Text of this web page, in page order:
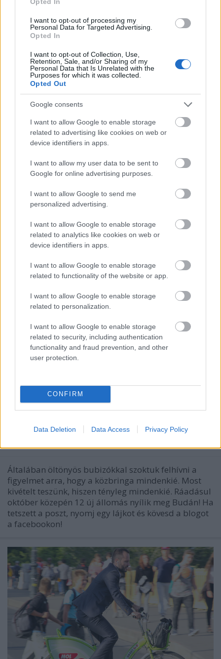
I want to opt-out of processing my
Personal Data for Targeted Advertising.
Opted In
I want to opt-out of Collection, Use,
Retention, Sale, and/or Sharing of my
Personal Data that Is Unrelated with the
Purposes for which it was collected.
Opted Out
Google consents
I want to allow Google to enable storage
related to advertising like cookies on web or
device identifiers in apps.
I want to allow my user data to be sent to
Google for online advertising purposes.
I want to allow Google to send me
personalized advertising.
I want to allow Google to enable storage
related to analytics like cookies on web or
device identifiers in apps.
I want to allow Google to enable storage
related to functionality of the website or app.
I want to allow Google to enable storage
related to personalization.
I want to allow Google to enable storage
related to security, including authentication
functionality and fraud prevention, and other
user protection.
CONFIRM
Data Deletion Data Access Privacy Policy
Pasik ingben, ötféleképpen
2016. október 25.
Ezúttal férfiakat mutatunk be, akik bevetik magukat
a reggeli forgalomba, vagy épp a munkaidő végén
bringára ülnek és eltekernek a naplementébe.
Mindezt úgy, ahogy egy munkahelyi meeting-re is
mehetnének. Az összecsukható bringa jó barát,
kicsire összecsomagolva egészen az íróasztalig el
tudják…
Mondtuk már, hogy a Bubi
mindenkié?
Általában öltönyös bubizókkal szoktuk felhívni a
figyelmet arra, hogy a közbringa mindenkié. Most
kivételt teszünk, hiszen tényleg mindenkié. Ráadásul
október közepén 12 új állomás nyílik meg Budán! Ha
tetszett a poszt, nyomj egy lájkot és kövesd a blogot
a facebookon!